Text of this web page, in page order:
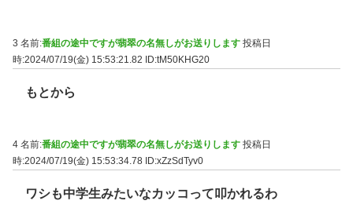
3 名前:番組の途中ですが翡翠の名無しがお送りします 投稿日
時:2024/07/19(金) 15:53:21.82
ID:tM50KHG20
もとから
4 名前:番組の途中ですが翡翠の名無しがお送りします 投稿日
時:2024/07/19(金) 15:53:34.78 ID:xZzSdTyv0
ワシも中学生みたいなカッコって叩かれるわ